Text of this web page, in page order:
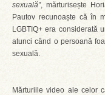
sexuală”, mărturisește
Pautov recunoaște că în
LGBTIQ+ era considerată
atunci când o persoană
sexuală.
Mărturiile video ale celor